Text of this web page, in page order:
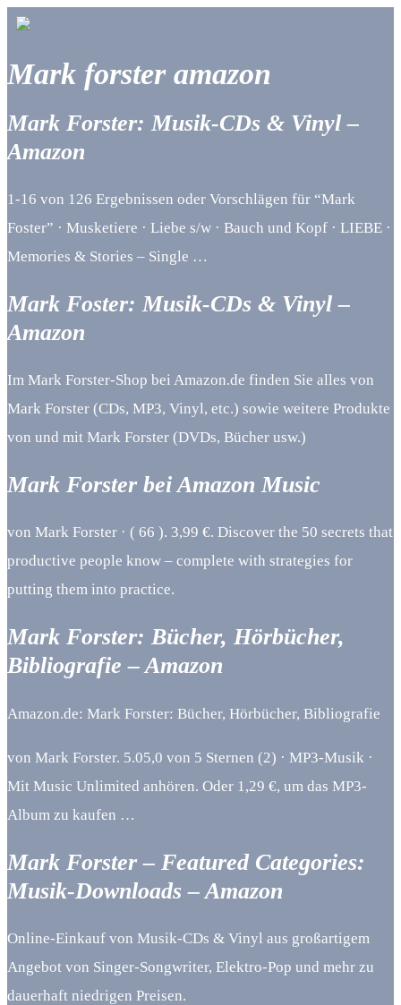
Mark forster amazon
Mark Forster: Musik-CDs & Vinyl –
Amazon
1-16 von 126 Ergebnissen oder Vorschlägen für “Mark
Foster” · Musketiere · Liebe s/w · Bauch und Kopf · LIEBE ·
Memories & Stories – Single …
Mark Foster: Musik-CDs & Vinyl –
Amazon
Im Mark Forster-Shop bei Amazon.de finden Sie alles von
Mark Forster (CDs, MP3, Vinyl, etc.) sowie weitere Produkte
von und mit Mark Forster (DVDs, Bücher usw.)
Mark Forster bei Amazon Music
von Mark Forster · ( 66 ). 3,99 €. Discover the 50 secrets that
productive people know – complete with strategies for
putting them into practice.
Mark Forster: Bücher, Hörbücher,
Bibliografie – Amazon
Amazon.de: Mark Forster: Bücher, Hörbücher, Bibliografie
von Mark Forster. 5.05,0 von 5 Sternen (2) · MP3-Musik ·
Mit Music Unlimited anhören. Oder 1,29 €, um das MP3-
Album zu kaufen …
Mark Forster – Featured Categories:
Musik-Downloads – Amazon
Online-Einkauf von Musik-CDs & Vinyl aus großartigem
Angebot von Singer-Songwriter, Elektro-Pop und mehr zu
dauerhaft niedrigen Preisen.